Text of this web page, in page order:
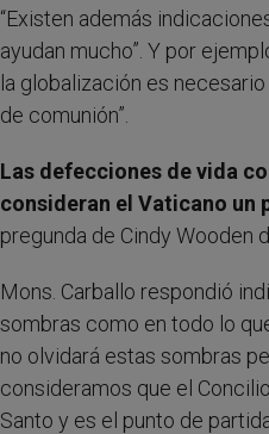
“Existen además
ayudan mucho”. Y por
la globalización es
de comunión”.
Las defecciones de vida
consideran el Vaticano un
pregunda de Cindy Wooden
Mons. Carballo respondió
sombras como en todo lo
no olvidará estas sombras
consideramos que el
Santo y es el punto de